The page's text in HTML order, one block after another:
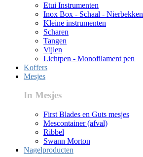
Etui Instrumenten
Inox Box - Schaal - Nierbekken
Kleine instrumenten
Scharen
Tangen
Vijlen
Lichtpen - Monofilament pen
Koffers
Mesjes
In Mesjes
First Blades en Guts mesjes
Mescontainer (afval)
Ribbel
Swann Morton
Nagelproducten